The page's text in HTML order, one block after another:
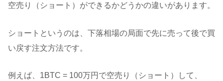
空売り（ショート）ができるかどうかの違いがあります。
ショートというのは、下落相場の局面で先に売って後で買
い戻す注文方法です。
例えば、1BTC = 100万円で空売り（ショート）して、